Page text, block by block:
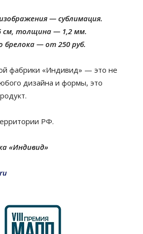
— сублимация.
см, толщина — 1,2 мм.
брелока — от 250 руб.
фабрики «Индивид» — это не
дизайна и формы, это
РФ.
«Индивид»